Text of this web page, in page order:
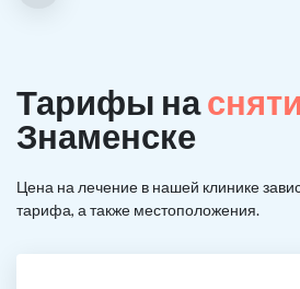
Тарифы на
Знаменске
Цена на лечение в нашей клинике
тарифа, а также местоположения.